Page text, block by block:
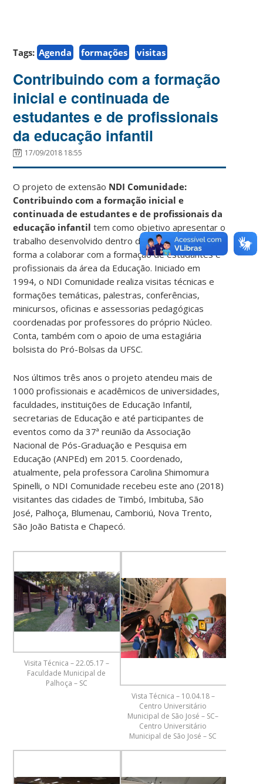
Tags: Agenda formações visitas
Contribuindo com a formação
inicial e continuada de
estudantes e de profissionais
da educação infantil
17/09/2018 18:55
O projeto de extensão NDI Comunidade:
Contribuindo com a formação inicial e
continuada de estudantes e de profissionais da
educação infantil tem como objetivo apresentar o
trabalho desenvolvido dentro da instituição de
forma a colaborar com a formação de estudantes e
profissionais da área da Educação. Iniciado em
1994, o NDI Comunidade realiza visitas técnicas e
formações temáticas, palestras, conferências,
minicursos, oficinas e assessorias pedagógicas
coordenadas por professores do próprio Núcleo.
Conta, também com o apoio de uma estagiária
bolsista do Pró-Bolsas da UFSC.
Nos últimos três anos o projeto atendeu mais de
1000 profissionais e acadêmicos de universidades,
faculdades, instituições de Educação Infantil,
secretarias de Educação e até participantes de
eventos como da 37ª reunião da Associação
Nacional de Pós-Graduação e Pesquisa em
Educação (ANPEd) em 2015. Coordenado,
atualmente, pela professora Carolina Shimomura
Spinelli, o NDI Comunidade recebeu este ano (2018)
visitantes das cidades de Timbó, Imbituba, São
José, Palhoça, Blumenau, Camboriú, Nova Trento,
São João Batista e Chapecó.
Visita Técnica – 22.05.17 –
Faculdade Municipal de
Palhoça – SC
Vista Técnica – 10.04.18 –
Centro Universitário
Municipal de São José – SC–
Centro Universitário
Municipal de São José – SC